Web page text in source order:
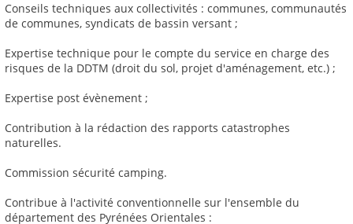
Conseils techniques aux collectivités : communes, communautés
de communes, syndicats de bassin versant ;
Expertise technique pour le compte du service en charge des
risques de la DDTM (droit du sol, projet d'aménagement, etc.) ;
Expertise post évènement ;
Contribution à la rédaction des rapports catastrophes
naturelles.
Commission sécurité camping.
Contribue à l'activité conventionnelle sur l'ensemble du
département des Pyrénées Orientales :